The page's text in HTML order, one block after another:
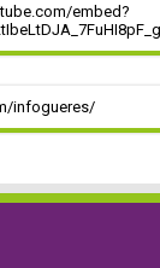
embed?
infogueres/